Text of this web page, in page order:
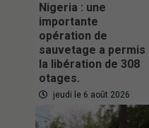
Nigeria : une
importante
opération de
sauvetage a permis
la libération de 308
otages.
jeudi le 6 août 2026